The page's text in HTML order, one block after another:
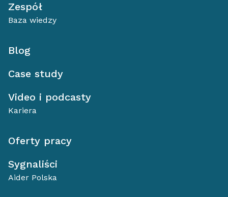
Zespół
Baza wiedzy
Blog
Case study
Video i podcasty
Kariera
Oferty pracy
Sygnaliści
Aider Polska